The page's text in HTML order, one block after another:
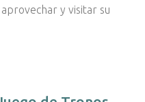
y visitar su